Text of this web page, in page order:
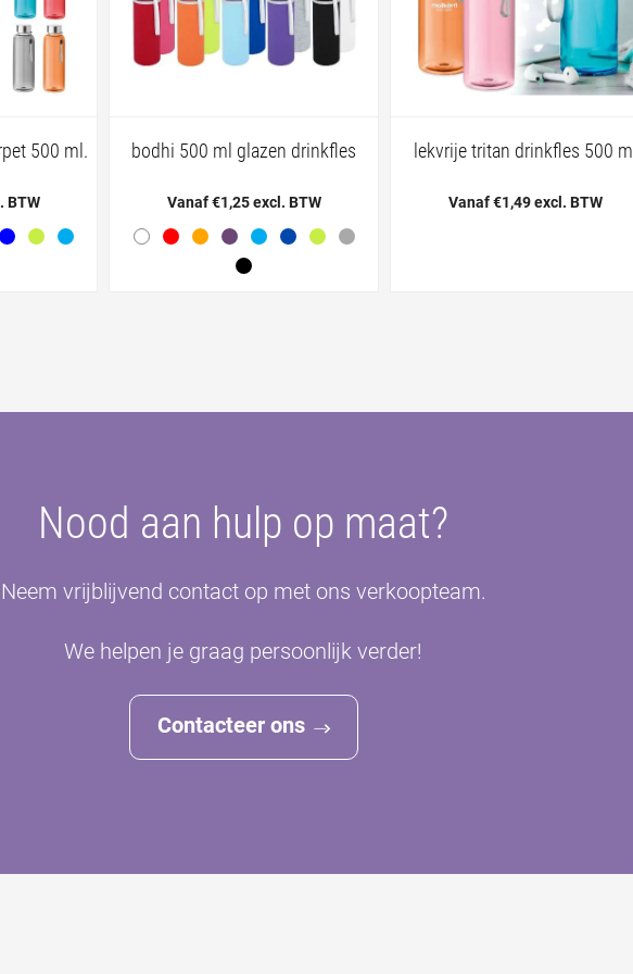
500 ml.
BTW
bodhi 500 ml glazen drinkfles
Vanaf €1,25 excl. BTW
lekvrije tritan drinkfles 500 ml
Vanaf €1,49 excl. BTW
Nood aan hulp op maat?
Neem vrijblijvend contact op met ons verkoopteam.
We helpen je graag persoonlijk verder!
Contacteer ons